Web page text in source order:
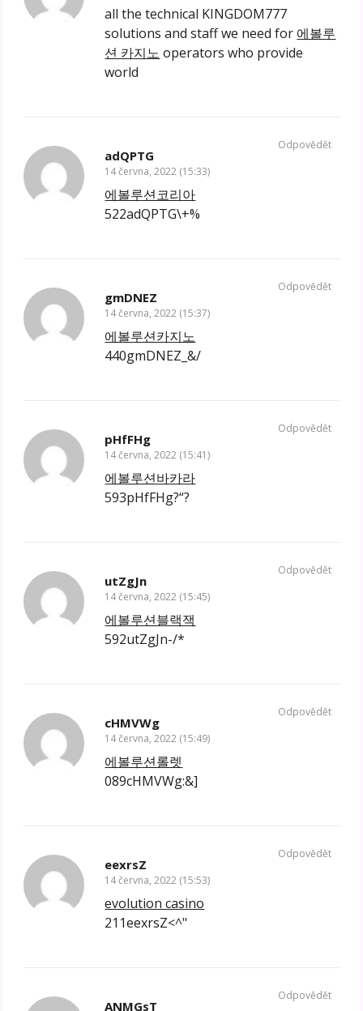
all the technical KINGDOM777
solutions and staff we need for 에볼루
션 카지노 operators who provide
world
adQPTG
14 června, 2022 (15:33)
에볼루션코리아
522adQPTG\+%
Odpovědět
gmDNEZ
14 června, 2022 (15:37)
에볼루션카지노
440gmDNEZ_&/
Odpovědět
pHfFHg
14 června, 2022 (15:41)
에볼루션바카라
593pHfFHg?“?
Odpovědět
utZgJn
14 června, 2022 (15:45)
에볼루션블랙잭
592utZgJn-/*
Odpovědět
cHMVWg
14 června, 2022 (15:49)
에볼루션롤렛
089cHMVWg:&]
Odpovědět
eexrsZ
14 června, 2022 (15:53)
evolution casino
211eexrsZ<^"
Odpovědět
ANMGsT
Odpovědět